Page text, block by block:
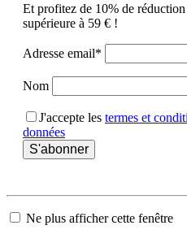
Et profitez de 10% de
supérieure à 59 € !
Adresse email*
Nom
J'accepte les termes et
données
Ne plus afficher cette fenêtre